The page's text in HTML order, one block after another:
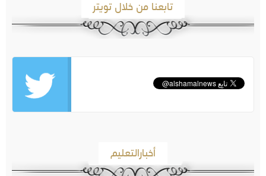
تابعنا من خلال تويتر
أخبارالتعليم